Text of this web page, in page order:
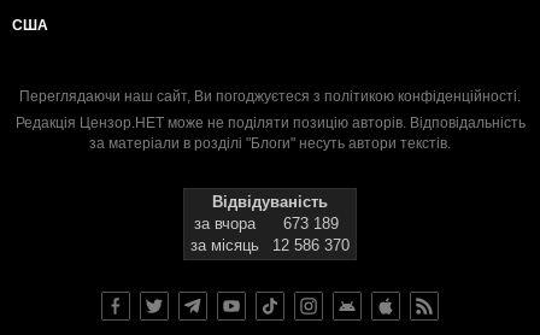
США
Переглядаючи наш сайт, Ви погоджуєтеся з політикою конфіденційності.
Редакція Цензор.НЕТ може не поділяти позицію авторів. Відповідальність
за матеріали в розділі "Блоги" несуть автори текстів.
Відвідуваність
за вчора
673 189
за місяць
12 586 370